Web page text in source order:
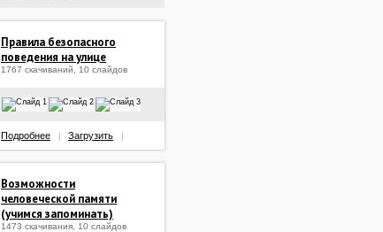
Правила безопасного
поведения на улице
1767 скачиваний, 10 слайдов
Подробнее Загрузить
Возможности
человеческой памяти
(учимся запоминать)
1473 скачивания, 10 слайдов